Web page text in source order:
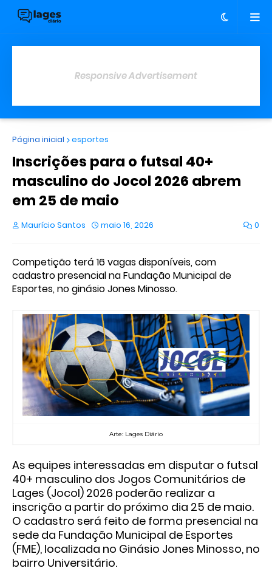
Responsive Advertisement
Página inicial esportes
Inscrições para o futsal 40+
masculino do Jocol 2026 abrem
em 25 de maio
Maurício Santos maio 16, 2026 0
Competição terá 16 vagas disponíveis, com
cadastro presencial na Fundação Municipal de
Esportes, no ginásio Jones Minosso.
Arte: Lages Diário
As equipes interessadas em disputar o futsal
40+ masculino dos Jogos Comunitários de
Lages (Jocol) 2026 poderão realizar a
inscrição a partir do próximo dia 25 de maio.
O cadastro será feito de forma presencial na
sede da Fundação Municipal de Esportes
(FME), localizada no Ginásio Jones Minosso, no
bairro Universitário.